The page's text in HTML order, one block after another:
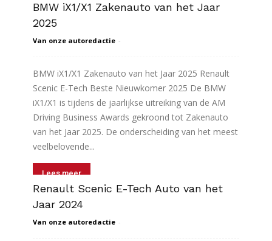
BMW iX1/X1 Zakenauto van het Jaar
2025
Van onze autoredactie -
BMW iX1/X1 Zakenauto van het Jaar 2025 Renault
Scenic E-Tech Beste Nieuwkomer 2025 De BMW
iX1/X1 is tijdens de jaarlijkse uitreiking van de AM
Driving Business Awards gekroond tot Zakenauto
van het Jaar 2025. De onderscheiding van het meest
veelbelovende...
Lees meer
Renault Scenic E-Tech Auto van het
Jaar 2024
Van onze autoredactie -